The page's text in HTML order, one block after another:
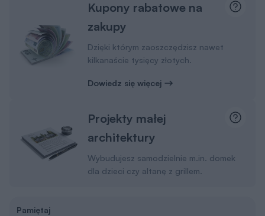
Kupony rabatowe na
zakupy
Dzięki którym zaoszczędzisz nawet
kilkanaście tysięcy złotych.
Dowiedz się więcej
Projekty małej
architektury
Wybudujesz samodzielnie m.in. domek
dla dzieci czy altanę z grillem.
Pamiętaj